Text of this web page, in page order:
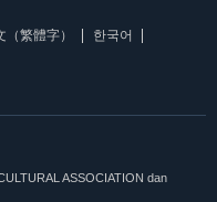
（繁體字）
한국어
ASSOCIATION dan